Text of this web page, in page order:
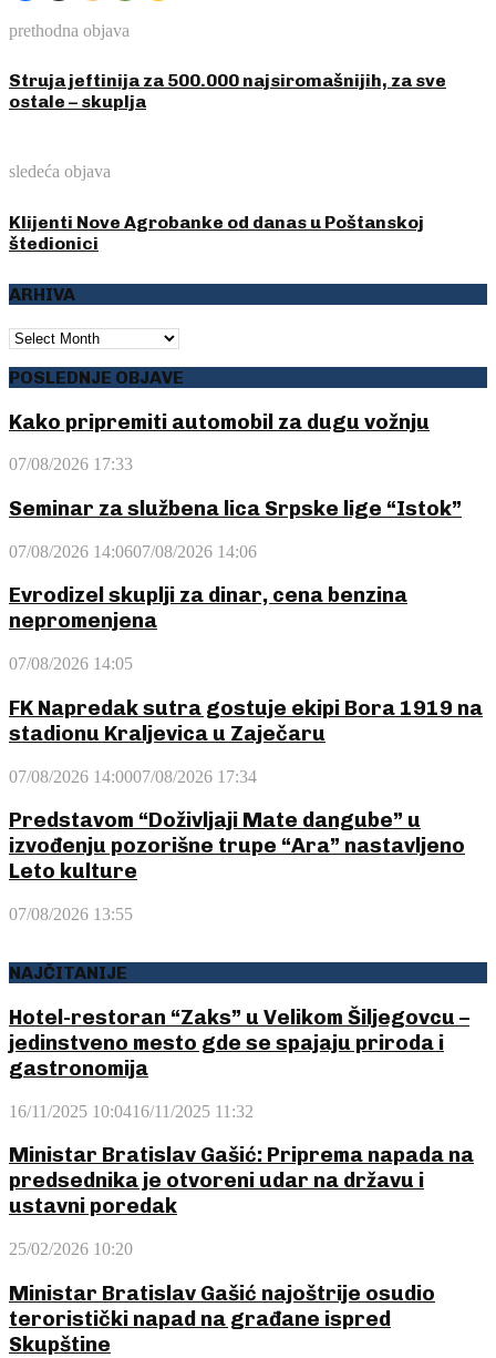
prethodna objava
Struja jeftinija za 500.000 najsiromašnijih, za sve
ostale – skuplja
sledeća objava
Klijenti Nove Agrobanke od danas u Poštanskoj
štedionici
ARHIVA
ARHIVA
POSLEDNJE OBJAVE
Kako pripremiti automobil za dugu vožnju
07/08/2026 17:33
Seminar za službena lica Srpske lige “Istok”
07/08/2026 14:0607/08/2026 14:06
Evrodizel skuplji za dinar, cena benzina
nepromenjena
07/08/2026 14:05
FK Napredak sutra gostuje ekipi Bora 1919 na
stadionu Kraljevica u Zaječaru
07/08/2026 14:0007/08/2026 17:34
Predstavom “Doživljaji Mate dangube” u
izvođenju pozorišne trupe “Ara” nastavljeno
Leto kulture
07/08/2026 13:55
NAJČITANIJE
Hotel-restoran “Zaks” u Velikom Šiljegovcu –
jedinstveno mesto gde se spajaju priroda i
gastronomija
16/11/2025 10:0416/11/2025 11:32
Ministar Bratislav Gašić: Priprema napada na
predsednika je otvoreni udar na državu i
ustavni poredak
25/02/2026 10:20
Ministar Bratislav Gašić najoštrije osudio
teroristički napad na građane ispred
Skupštine